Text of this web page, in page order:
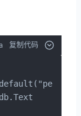
复制代码